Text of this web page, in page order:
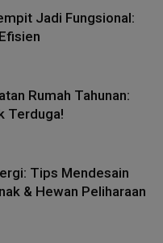
Jadi Fungsional:
Rumah Tahunan:
Terduga!
Tips Mendesain
& Hewan Peliharaan